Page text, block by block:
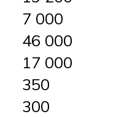
7 000
46 000
17 000
350
300